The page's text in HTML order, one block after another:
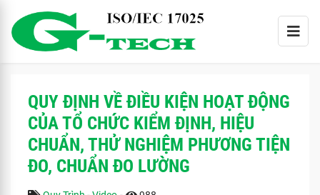
QUY ĐỊNH VỀ ĐIỀU KIỆN HOẠT ĐỘNG
CỦA TỔ CHỨC KIỂM ĐỊNH, HIỆU
CHUẨN, THỬ NGHIỆM PHƯƠNG TIỆN
ĐO, CHUẨN ĐO LƯỜNG